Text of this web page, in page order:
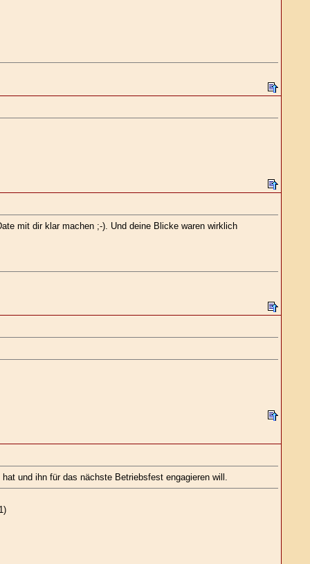
mit dir klar machen ;-). Und deine Blicke waren wirklich
und ihn für das nächste Betriebsfest engagieren will.